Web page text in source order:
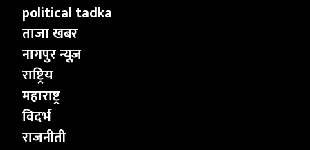
political tadka
ताजा खबर
नागपुर न्यूज़
राष्ट्रिय
महाराष्ट्र
विदर्भ
राजनीती